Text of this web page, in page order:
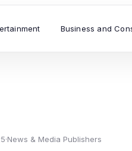
Business and
·News & Media Publishers